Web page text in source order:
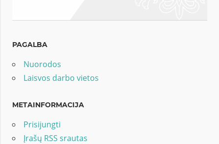
PAGALBA
Nuorodos
Laisvos darbo vietos
METAINFORMACIJA
Prisijungti
Įrašų RSS srautas